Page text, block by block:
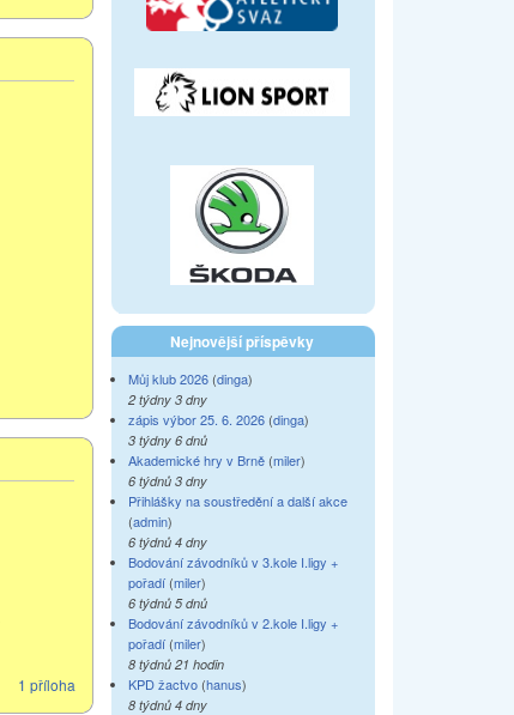
1 příloha
Nejnovější příspěvky
Můj klub 2026(dinga)
2 týdny 3 dny
zápis výbor 25. 6. 2026(dinga)
3 týdny 6 dnů
Akademické hry v Brně(miler)
6 týdnů 3 dny
Přihlášky na soustředění a další akce
(admin)
6 týdnů 4 dny
Bodování závodníků v 3.kole I.ligy +
pořadí(miler)
6 týdnů 5 dnů
Bodování závodníků v 2.kole I.ligy +
pořadí(miler)
8 týdnů 21 hodin
KPD žactvo(hanus)
8 týdnů 4 dny